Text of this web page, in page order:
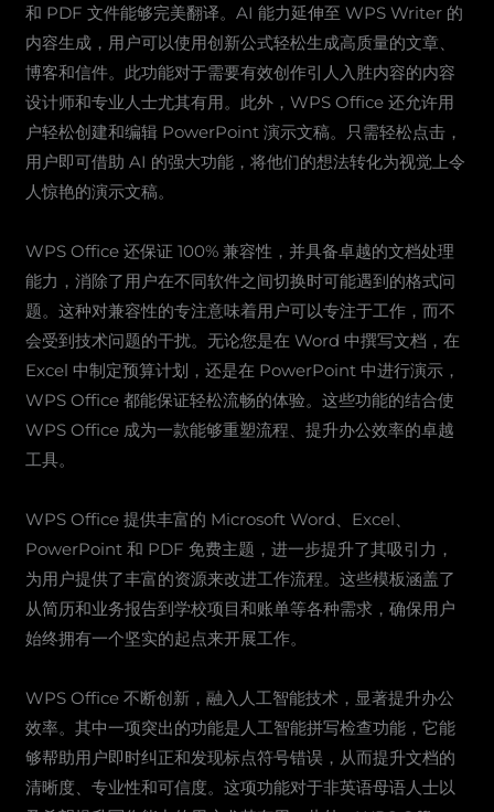
和 PDF 文件能够完美翻译。AI 能力延伸至 WPS Writer 的
内容生成，用户可以使用创新公式轻松生成高质量的文章、
博客和信件。此功能对于需要有效创作引人入胜内容的内容
设计师和专业人士尤其有用。此外，WPS Office 还允许用
户轻松创建和编辑 PowerPoint 演示文稿。只需轻松点击，
用户即可借助 AI 的强大功能，将他们的想法转化为视觉上令
人惊艳的演示文稿。
WPS Office 还保证 100% 兼容性，并具备卓越的文档处理
能力，消除了用户在不同软件之间切换时可能遇到的格式问
题。这种对兼容性的专注意味着用户可以专注于工作，而不
会受到技术问题的干扰。无论您是在 Word 中撰写文档，在
Excel 中制定预算计划，还是在 PowerPoint 中进行演示，
WPS Office 都能保证轻松流畅的体验。这些功能的结合使
WPS Office 成为一款能够重塑流程、提升办公效率的卓越
工具。
WPS Office 提供丰富的 Microsoft Word、Excel、
PowerPoint 和 PDF 免费主题，进一步提升了其吸引力，
为用户提供了丰富的资源来改进工作流程。这些模板涵盖了
从简历和业务报告到学校项目和账单等各种需求，确保用户
始终拥有一个坚实的起点来开展工作。
WPS Office 不断创新，融入人工智能技术，显著提升办公
效率。其中一项突出的功能是人工智能拼写检查功能，它能
够帮助用户即时纠正和发现标点符号错误，从而提升文档的
清晰度、专业性和可信度。这项功能对于非英语母语人士以